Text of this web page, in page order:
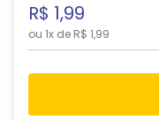
R$ 1,99
ou 1x de R$ 1,99